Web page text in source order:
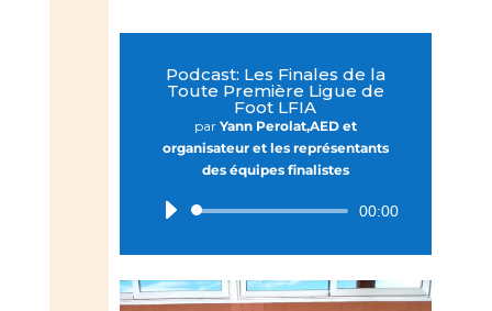
Podcast: Les Finales de la
Toute Première Ligue de
Foot LFIA
par Yann Perolat,AED et
organisateur et les représentants
des équipes finalistes
Lecteur
00:00